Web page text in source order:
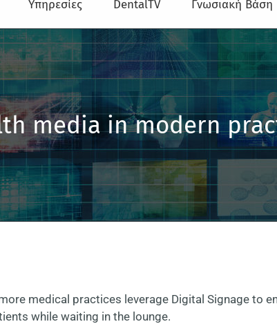
Υπηρεσίες DentalTV Γνωσιακή Βάση
media in modern
medical practices leverage Digital Signage to
while waiting in the lounge.